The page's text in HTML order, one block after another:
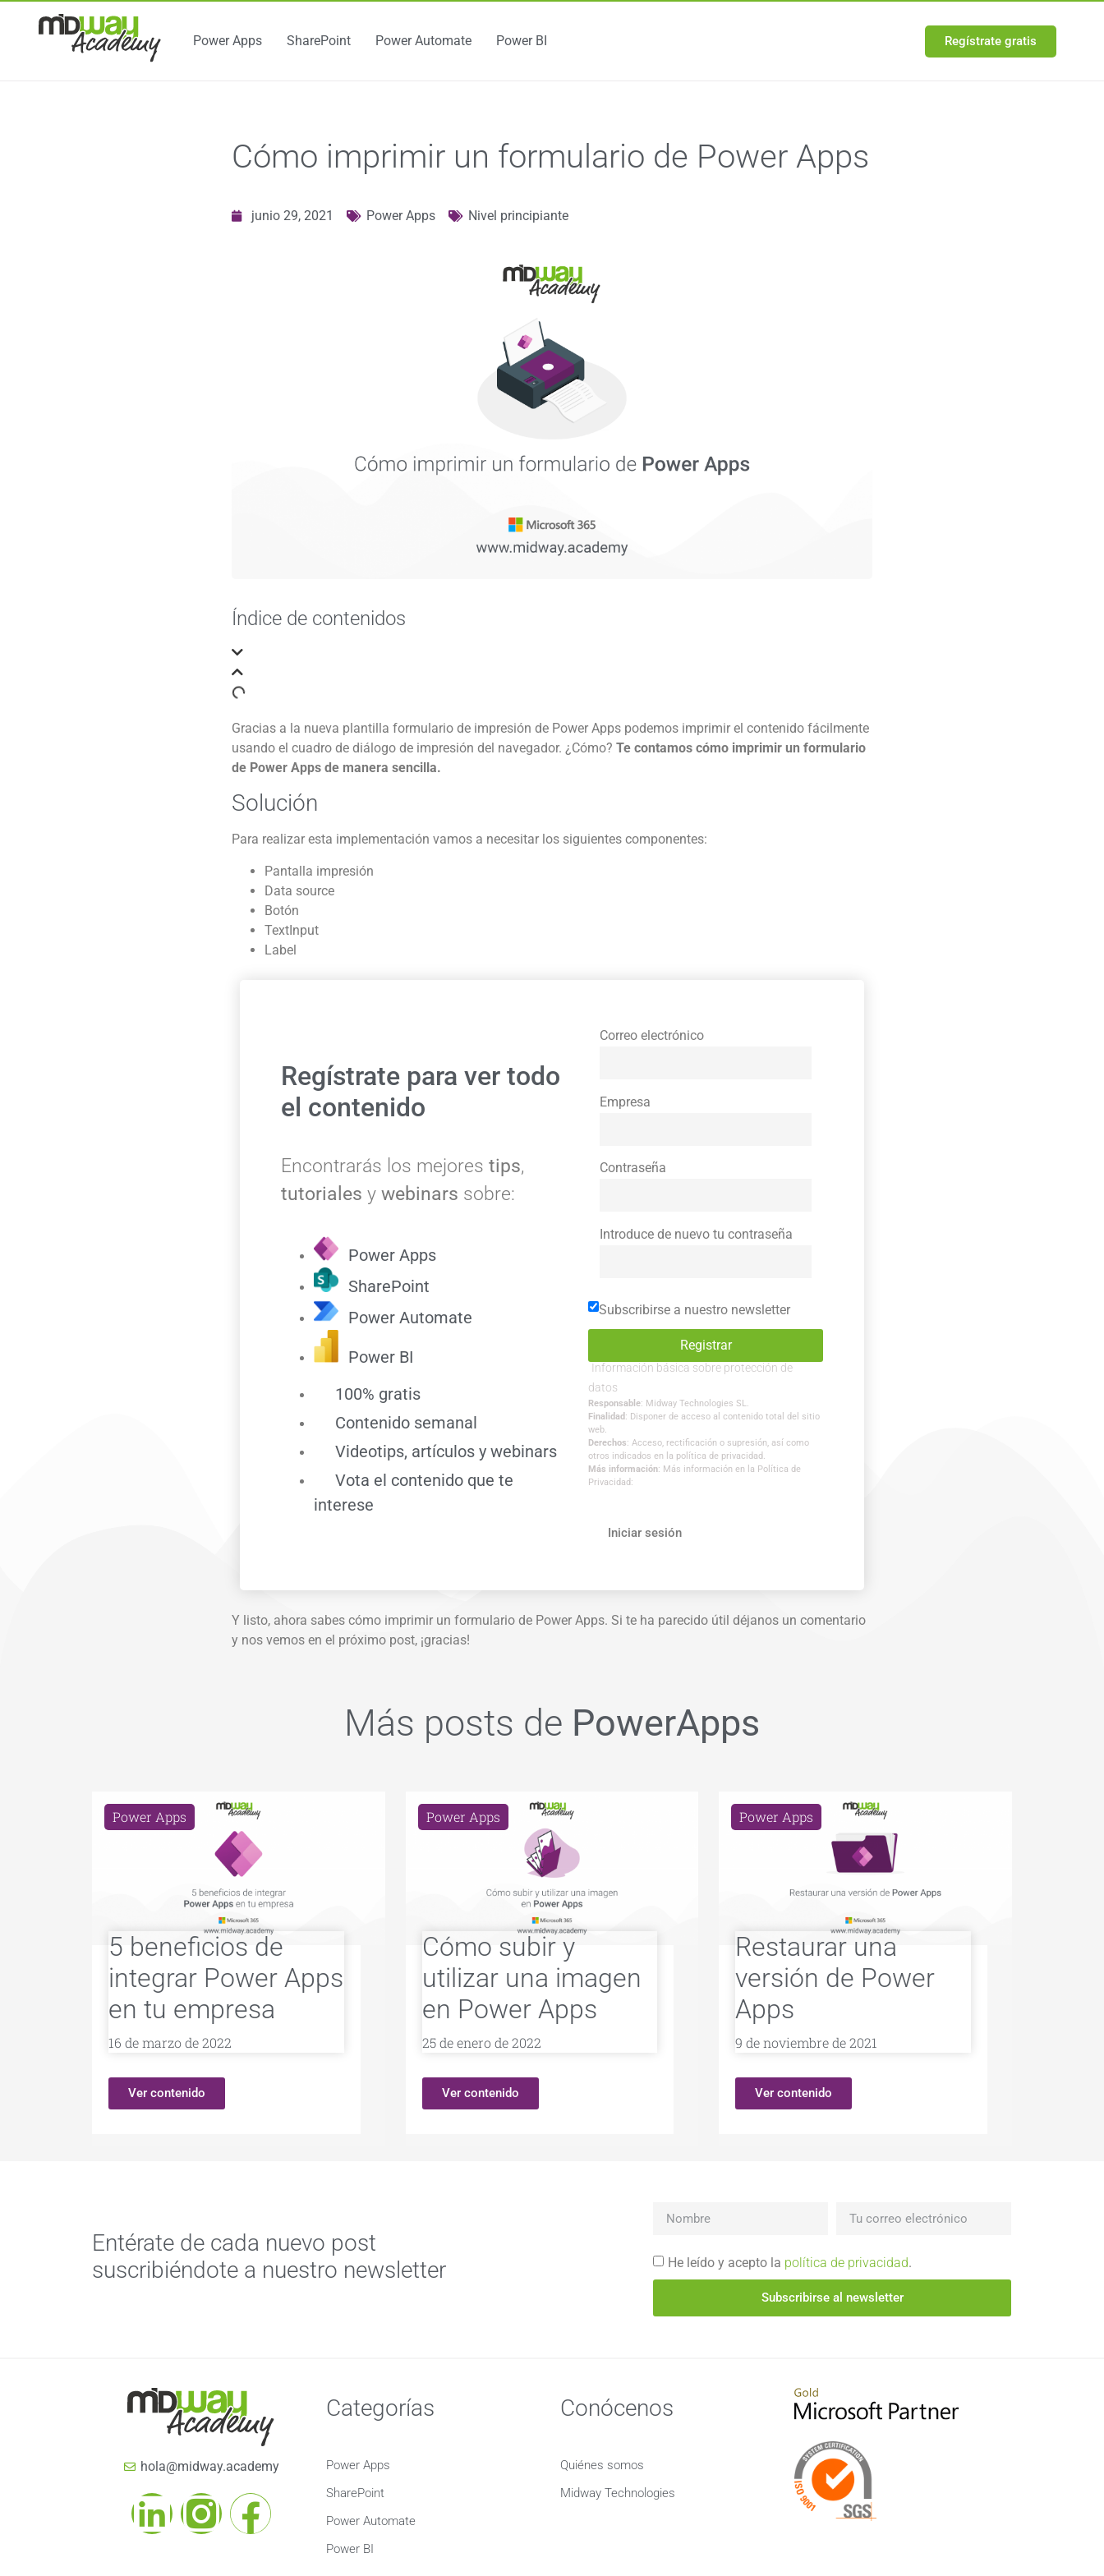
Power Apps SharePoint Power Automate Power BI Regístrate gratis
Cómo imprimir un formulario de Power Apps
junio 29, 2021 Power Apps Nivel principiante
Índice de contenidos
Gracias a la nueva plantilla formulario de impresión de Power Apps podemos imprimir el contenido fácilmente
usando el cuadro de diálogo de impresión del navegador. ¿Cómo? Te contamos cómo imprimir un formulario
de Power Apps de manera sencilla.
Solución
Para realizar esta implementación vamos a necesitar los siguientes componentes:
Pantalla impresión
Data source
Botón
TextInput
Label
Regístrate para ver todo
el contenido
Encontrarás los mejores tips,
tutoriales y webinars sobre:
Power Apps
SharePoint
Power Automate
Power BI
100% gratis
Contenido semanal
Videotips, artículos y webinars
Vota el contenido que te
interese
Correo electrónico
Empresa
Contraseña
Introduce de nuevo tu contraseña
Subscribirse a nuestro newsletter
Información básica sobre protección de
datos
Responsable: Midway Technologies SL.
Finalidad : Disponer de acceso al contenido total del sitio
web.
Derechos: Acceso, rectificación o supresión, así como
otros indicados en la política de privacidad.
Más información: Más información en la Política de
Privacidad:
Iniciar sesión
Y listo, ahora sabes cómo imprimir un formulario de Power Apps. Si te ha parecido útil déjanos un comentario
y nos vemos en el próximo post, ¡gracias!
Más posts de PowerApps
Power Apps
5 beneficios de
integrar Power Apps
en tu empresa
16 de marzo de 2022
Ver contenido
Power Apps
Cómo subir y
utilizar una imagen
en Power Apps
25 de enero de 2022
Ver contenido
Power Apps
Restaurar una
versión de Power
Apps
9 de noviembre de 2021
Ver contenido
Entérate de cada nuevo post
suscribiéndote a nuestro newsletter
He leído y acepto la política de privacidad.
Subscribirse al newsletter
hola@midway.academy
Categorías
Power Apps
SharePoint
Power Automate
Power BI
Conócenos
Quiénes somos
Midway Technologies